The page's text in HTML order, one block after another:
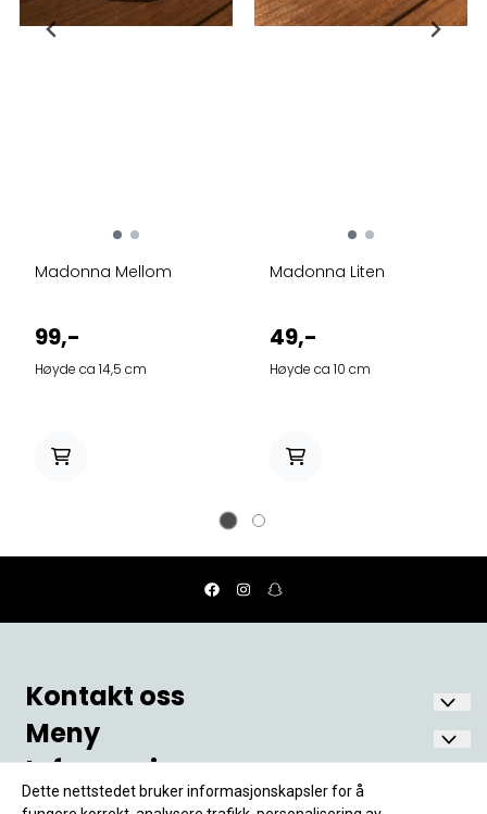
Madonna Mellom
99,-
Høyde ca 14,5 cm
Madonna Liten
49,-
Høyde ca 10 cm
Kontakt oss
Nostalgia Fønix AS
Oscars gate 6
1771 Halden
Meny
Hjem
Min Konto
Informasjon
Dette nettstedet bruker informasjonskapsler for å